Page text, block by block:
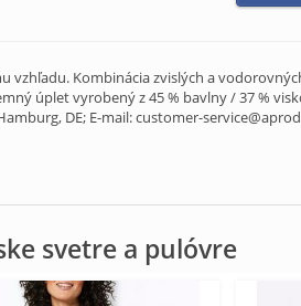
vzhľadu. Kombinácia zvislých a
úplet vyrobený z 45 % bavlny / 37 %
DE; E-mail: customer-
svetre a pulóvre